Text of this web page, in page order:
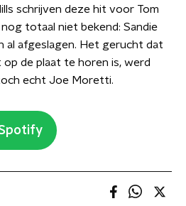
schrijven deze hit voor Tom
totaal niet bekend: Sandie
al afgeslagen. Het gerucht dat
de plaat te horen is, werd
echt Joe Moretti.